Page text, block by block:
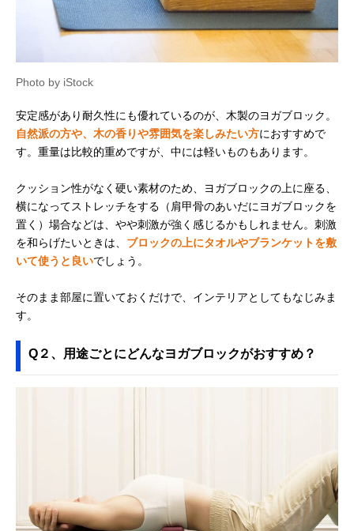
Photo by iStock
安定感があり耐久性にも優れているのが、木製のヨガブロック。
自然派の方や、木の香りや雰囲気を楽しみたい方におすすめで
す。重量は比較的重めですが、中には軽いものもあります。
クッション性がなく硬い素材のため、ヨガブロックの上に座る、
横になってストレッチをする（肩甲骨のあいだにヨガブロックを
置く）場合などは、やや刺激が強く感じるかもしれません。刺激
を和らげたいときは、 ブロックの上にタオルやブランケットを敷
いて使うと良いでしょう。
そのまま部屋に置いておくだけで、インテリアとしてもなじみま
す。
Q２、用途ごとにどんなヨガブロックがおすすめ？